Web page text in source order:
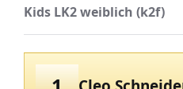
Kids LK2 weiblich (k2f)